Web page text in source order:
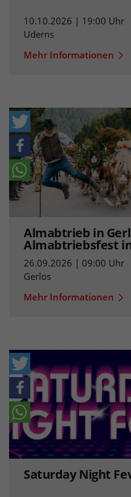
10.10.2026 | 19:00 Uhr
Uderns
Mehr Informationen
Almabtrieb in
Almabtriebsfest
26.09.2026 | 09:00 Uhr
Gerlos
Mehr Informationen
Saturday Night